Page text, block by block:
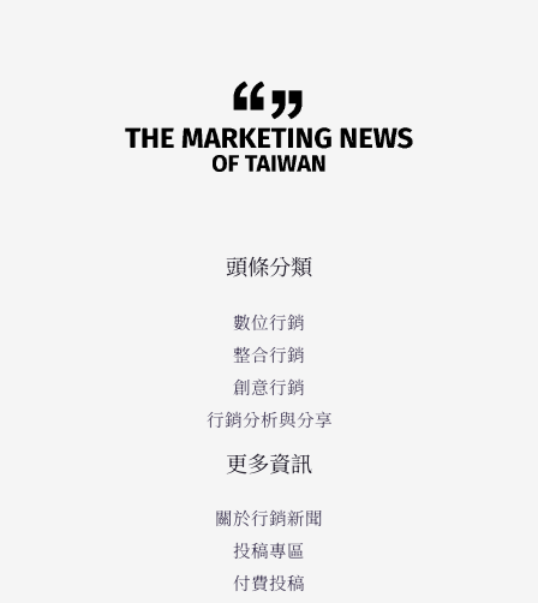
頭條分類
數位行銷
整合行銷
創意行銷
行銷分析與分享
更多資訊
關於行銷新聞
投稿專區
付費投稿